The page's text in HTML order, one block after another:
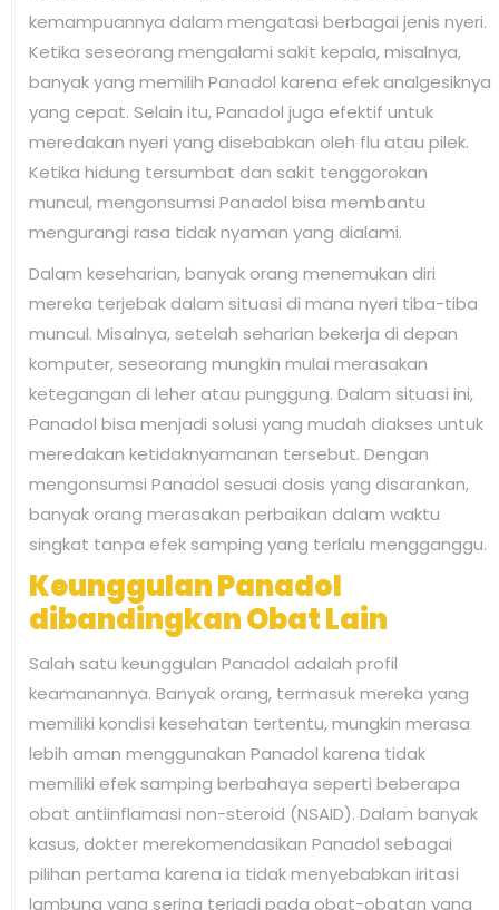
kemampuannya dalam mengatasi berbagai jenis nyeri.
Ketika seseorang mengalami sakit kepala, misalnya,
banyak yang memilih Panadol karena efek analgesiknya
yang cepat. Selain itu, Panadol juga efektif untuk
meredakan nyeri yang disebabkan oleh flu atau pilek.
Ketika hidung tersumbat dan sakit tenggorokan
muncul, mengonsumsi Panadol bisa membantu
mengurangi rasa tidak nyaman yang dialami.
Dalam keseharian, banyak orang menemukan diri
mereka terjebak dalam situasi di mana nyeri tiba-tiba
muncul. Misalnya, setelah seharian bekerja di depan
komputer, seseorang mungkin mulai merasakan
ketegangan di leher atau punggung. Dalam situasi ini,
Panadol bisa menjadi solusi yang mudah diakses untuk
meredakan ketidaknyamanan tersebut. Dengan
mengonsumsi Panadol sesuai dosis yang disarankan,
banyak orang merasakan perbaikan dalam waktu
singkat tanpa efek samping yang terlalu mengganggu.
Keunggulan Panadol
dibandingkan Obat Lain
Salah satu keunggulan Panadol adalah profil
keamanannya. Banyak orang, termasuk mereka yang
memiliki kondisi kesehatan tertentu, mungkin merasa
lebih aman menggunakan Panadol karena tidak
memiliki efek samping berbahaya seperti beberapa
obat antiinflamasi non-steroid (NSAID). Dalam banyak
kasus, dokter merekomendasikan Panadol sebagai
pilihan pertama karena ia tidak menyebabkan iritasi
lambung yang sering terjadi pada obat-obatan yang